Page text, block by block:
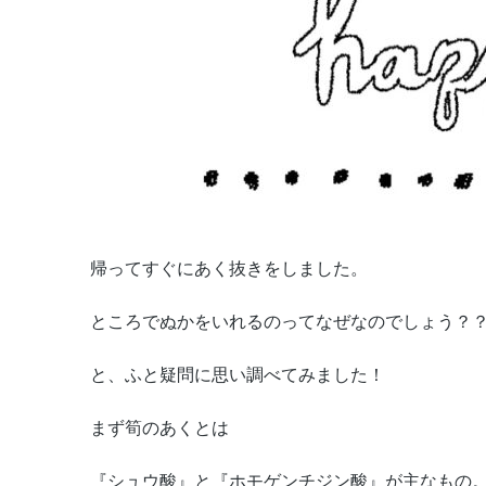
帰ってすぐにあく抜きをしました。
ところでぬかをいれるのってなぜなのでしょう？
と、ふと疑問に思い調べてみました！
まず筍のあくとは
『シュウ酸』と『ホモゲンチジン酸』が主なもの